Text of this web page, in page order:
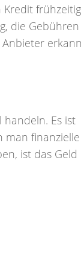
Kredit frühzeitig
die Gebühren
Es ist
man finanzielle
ist das Geld